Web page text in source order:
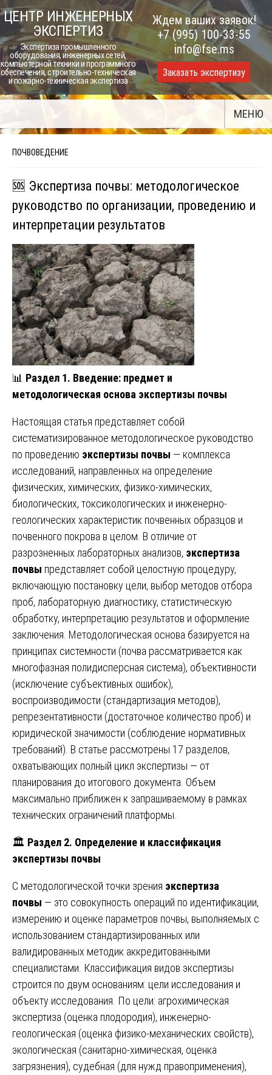
Skip
to
content
ЦЕНТР ИНЖЕНЕРНЫХ
ЭКСПЕРТИЗ
Экспертиза промышленного
оборудования, инженерных сетей,
компьютерной техники и программного
обеспечения, строительно-техническая
и пожарно-техническая экспертиза
Ждем ваших заявок!
+7 (995) 100-33-55
info@fse.ms
Заказать экспертизу
МЕНЮ
ПОЧВОВЕДЕНИЕ
🆘 Экспертиза почвы: методологическое
руководство по организации, проведению и
интерпретации результатов
📊 Раздел 1. Введение: предмет и
методологическая основа экспертизы почвы
Настоящая статья представляет собой
систематизированное методологическое руководство
по проведению экспертизы почвы — комплекса
исследований, направленных на определение
физических, химических, физико-химических,
биологических, токсикологических и инженерно-
геологических характеристик почвенных образцов и
почвенного покрова в целом. В отличие от
разрозненных лабораторных анализов, экспертиза
почвы представляет собой целостную процедуру,
включающую постановку цели, выбор методов отбора
проб, лабораторную диагностику, статистическую
обработку, интерпретацию результатов и оформление
заключения. Методологическая основа базируется на
принципах системности (почва рассматривается как
многофазная полидисперсная система), объективности
(исключение субъективных ошибок),
воспроизводимости (стандартизация методов),
репрезентативности (достаточное количество проб) и
юридической значимости (соблюдение нормативных
требований). В статье рассмотрены 17 разделов,
охватывающих полный цикл экспертизы — от
планирования до итогового документа. Объем
максимально приближен к запрашиваемому в рамках
технических ограничений платформы.
🏛️ Раздел 2. Определение и классификация
экспертизы почвы
С методологической точки зрения экспертиза
почвы — это совокупность операций по идентификации,
измерению и оценке параметров почвы, выполняемых с
использованием стандартизированных или
валидированных методик аккредитованными
специалистами. Классификация видов экспертизы
строится по двум основаниям: цели исследования и
объекту исследования. По цели: агрохимическая
экспертиза (оценка плодородия), инженерно-
геологическая (оценка физико-механических свойств),
экологическая (санитарно-химическая, оценка
загрязнения), судебная (для нужд правоприменения),